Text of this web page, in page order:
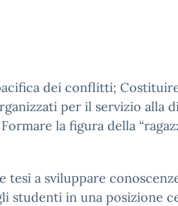
dei conflitti;
per il servizio alla
la figura della
a sviluppare
studenti in una posizione